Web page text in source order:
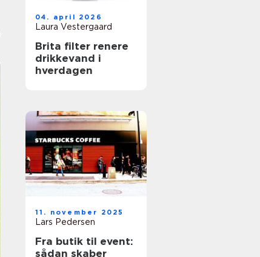
04. april 2026
Laura Vestergaard
Brita filter renere
drikkevand i
hverdagen
11. november 2025
Lars Pedersen
Fra butik til event:
sådan skaber